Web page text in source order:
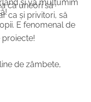
ca uneori să
ca și privitori, să
E fenomenal de
și vă mulțumim
de zâmbete,